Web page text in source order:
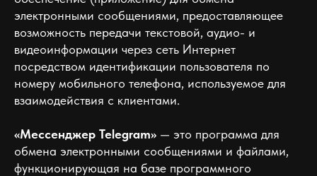
электронными сообщениями, предоставляющее
возможность передачи текстовой, аудио- и
видеоинформации через сеть Интернет
посредством идентификации пользователя по
номеру мобильного телефона, используемое для
взаимодействия с клиентами.
«Мессенджер Telegram» — это программа для
обмена электронными сообщениями и файлами,
функционирующая на базе программного